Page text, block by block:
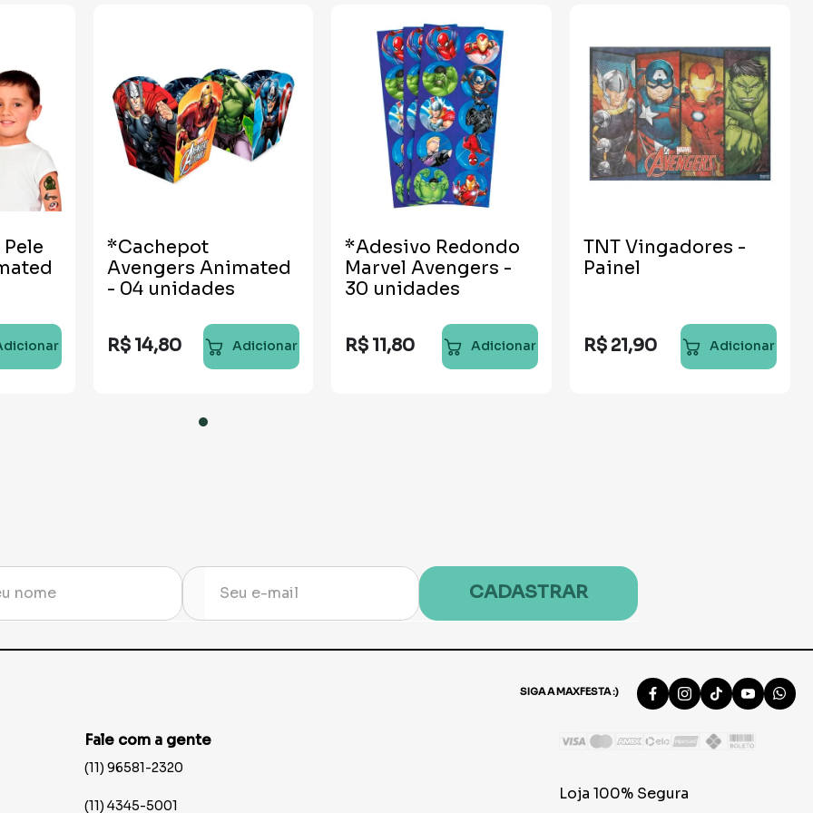
*Cachepot
Avengers Animated
- 04 unidades
R$ 14,80 Adicionar
*Adesivo Redondo
Marvel Avengers -
30 unidades
R$ 11,80 Adicionar
TNT Vingadores -
Painel
R$ 21,90 Adicionar
CADASTRAR
SIGA A MAXFESTA :)
Fale com a gente
(11) 96581-2320
(11) 4345-5001
Loja 100% Segura